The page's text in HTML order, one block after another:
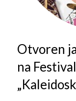
Video 2013
Video 2014
Galerija 2012
Galerija 2013
Otvoren
na